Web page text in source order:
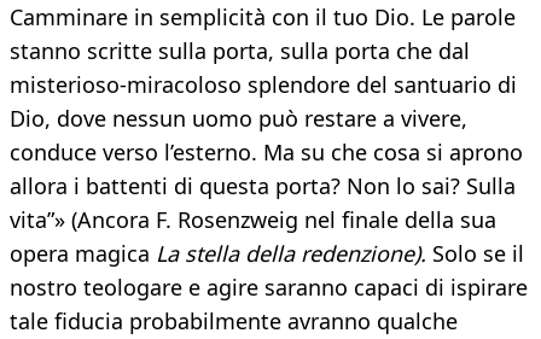
Camminare in semplicità con il tuo Dio. Le parole
stanno scritte sulla porta, sulla porta che dal
misterioso-miracoloso splendore del santuario di
Dio, dove nessun uomo può restare a vivere,
conduce verso l’esterno. Ma su che cosa si aprono
allora i battenti di questa porta? Non lo sai? Sulla
vita”» (Ancora F. Rosenzweig nel finale della sua
opera magica La stella della redenzione). Solo se il
nostro teologare e agire saranno capaci di ispirare
tale fiducia probabilmente avranno qualche